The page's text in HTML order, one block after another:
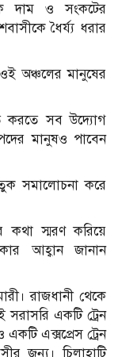
দাম ও সংকটের
ধৈর্য্য ধরার
অঞ্চলের মানুষের
করতে সব উদ্যোগ
মানুষও পাবেন
সমালোচনা করে
কথা স্মরণ করিয়ে
আহ্বান জানান
রাজধানী থেকে
সরাসরি একটি ট্রেন
এক্সপ্রেস ট্রেন
জন্য। চিলাহাটি